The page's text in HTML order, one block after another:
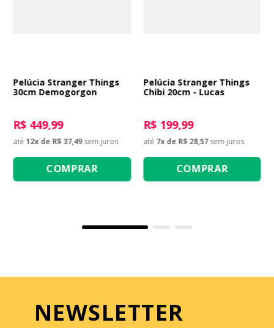
Pelúcia Stranger Things
30cm Demogorgon
R$ 449,99
até 12x de R$ 37,49 sem juros
COMPRAR
Pelúcia Stranger Things
Chibi 20cm - Lucas
R$ 199,99
até 7x de R$ 28,57 sem juros
COMPRAR
NEWSLETTER